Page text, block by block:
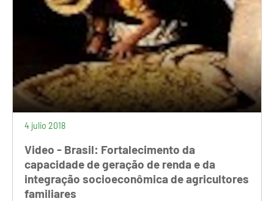
4 julio 2018
Video - Brasil: Fortalecimento da
capacidade de geração de renda e da
integração socioeconômica de agricultores
familiares